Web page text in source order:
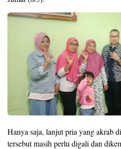
Hanya saja, lanjut pria yang akrab
tersebut masih perlu digali dan